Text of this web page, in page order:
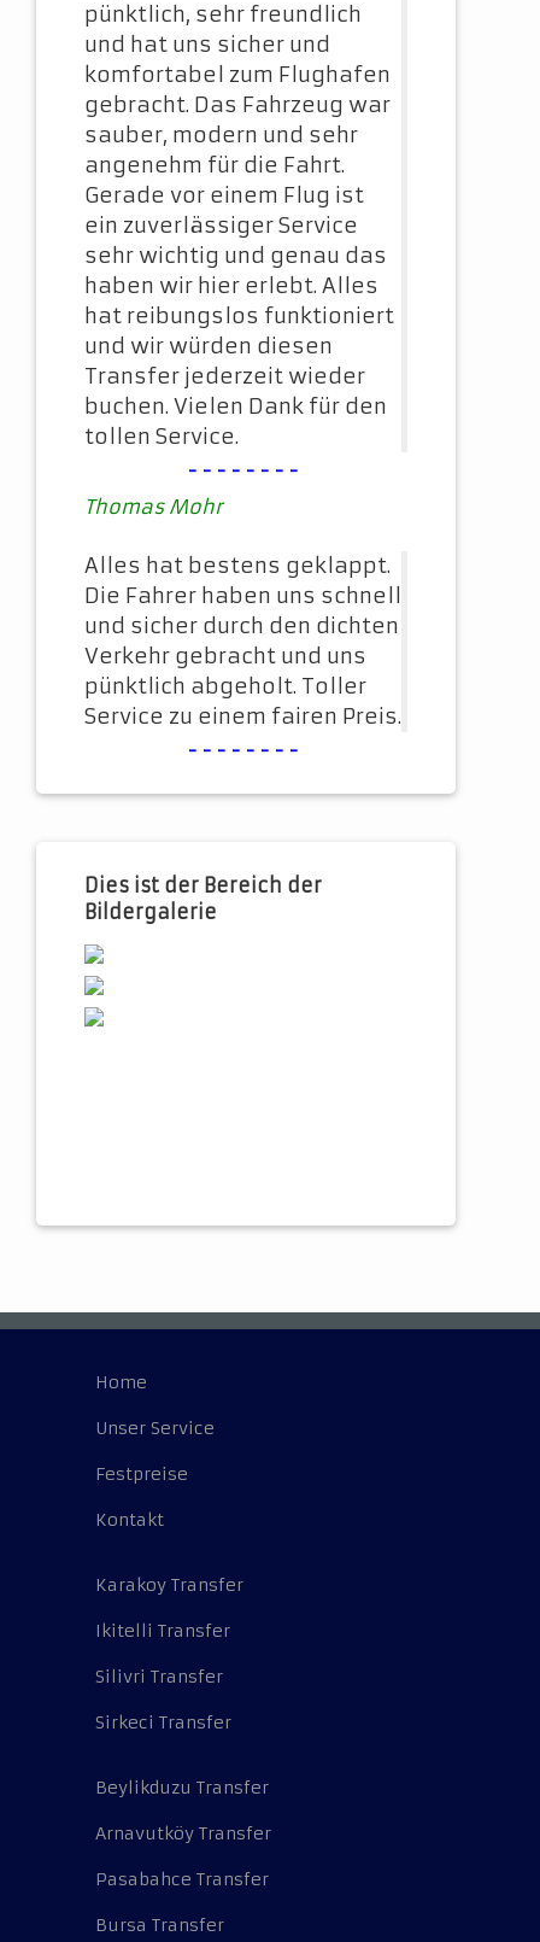
pünktlich, sehr freundlich
und hat uns sicher und
komfortabel zum Flughafen
gebracht. Das Fahrzeug war
sauber, modern und sehr
angenehm für die Fahrt.
Gerade vor einem Flug ist
ein zuverlässiger Service
sehr wichtig und genau das
haben wir hier erlebt. Alles
hat reibungslos funktioniert
und wir würden diesen
Transfer jederzeit wieder
buchen. Vielen Dank für den
tollen Service.
--------
Thomas Mohr
Alles hat bestens geklappt.
Die Fahrer haben uns schnell
und sicher durch den dichten
Verkehr gebracht und uns
pünktlich abgeholt. Toller
Service zu einem fairen Preis.
--------
Dies ist der Bereich der
Bildergalerie
Home
Unser Service
Festpreise
Kontakt
Karakoy Transfer
Ikitelli Transfer
Silivri Transfer
Sirkeci Transfer
Beylikduzu Transfer
Arnavutköy Transfer
Pasabahce Transfer
Bursa Transfer